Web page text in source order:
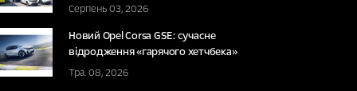
Серпень 03, 2026
Новий Opel Corsa GSE: сучасне
відродження «гарячого хетчбека»
Тра. 08, 2026